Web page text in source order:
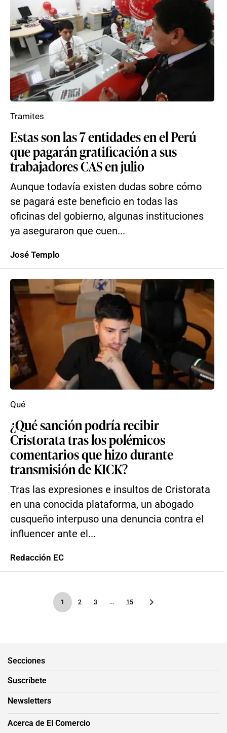
Estas son las 7 entidades en el Perú
que pagarán gratificación a sus
trabajadores CAS en julio
Aunque todavía existen dudas sobre cómo
se pagará este beneficio en todas las
oficinas del gobierno, algunas instituciones
ya aseguraron que cuen...
Tramites
José Templo
¿Qué sanción podría recibir
Cristorata tras los polémicos
comentarios que hizo durante
transmisión de KICK?
Tras las expresiones e insultos de Cristorata
en una conocida plataforma, un abogado
cusqueño interpuso una denuncia contra el
influencer ante el...
Qué
Redacción EC
1 2 3 ... 15
Secciones
Suscríbete
Newsletters
Acerca de El Comercio